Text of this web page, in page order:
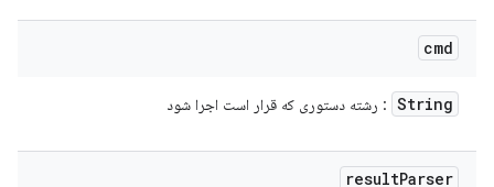
cmd
String : رشته دستوری که قرار است اجرا شود
resultParser